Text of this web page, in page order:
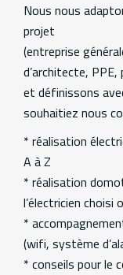
Nous nous
projet
(entreprise
d’architecte,
et définissons
souhaitiez nous
* réalisation
A à Z
* réalisation
l’électricien choisi
*
(wifi, système
* conseils pour le